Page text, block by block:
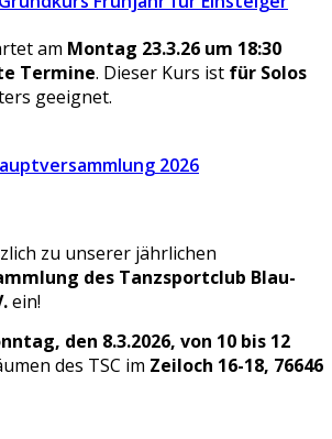
am Montag 23.3.26 um 18:30
Termine. Dieser Kurs ist für Solos
geeignet.
2026
zu unserer jährlichen
des Tanzsportclub Blau-
ein!
den 8.3.2026, von 10 bis 12
des TSC im Zeiloch 16-18, 76646